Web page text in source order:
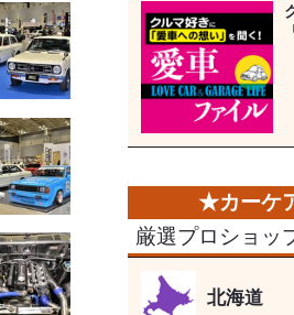
厳選プロショッ
北海道